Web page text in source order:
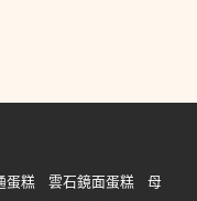
蛋糕 雲石鏡面蛋糕
母